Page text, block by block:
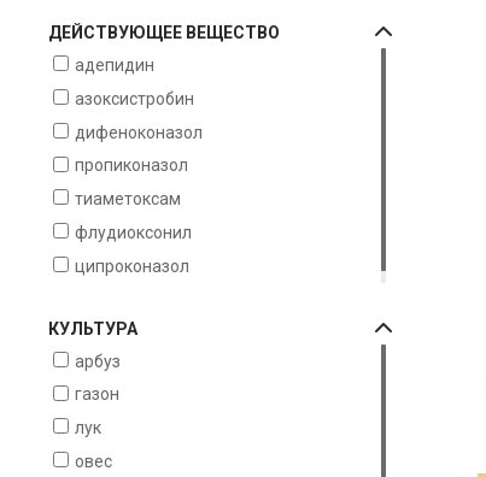
ДЕЙСТВУЮЩЕЕ ВЕЩЕСТВО
адепидин
азоксистробин
дифеноконазол
пропиконазол
тиаметоксам
флудиоксонил
ципроконазол
КУЛЬТУРА
арбуз
газон
лук
овес